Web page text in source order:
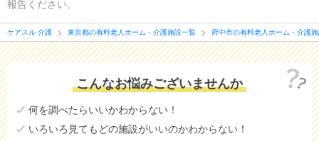
報告ください。
ケアスル 介護 東京都の有料老人ホーム・介護施設一覧 府中市の有料老人ホーム・介護
こんなお悩みございませんか
何を調べたらいいかわからない！
いろいろ見てもどの施設がいいのかわからない！